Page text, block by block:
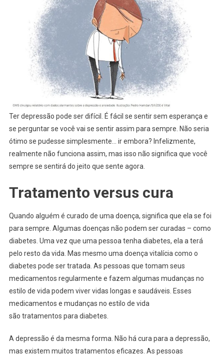
Ter depressão pode ser difícil. É fácil se sentir sem esperança e
se perguntar se você vai se sentir assim para sempre. Não seria
ótimo se pudesse simplesmente… ir embora? Infelizmente,
realmente não funciona assim, mas isso não significa que você
sempre se sentirá do jeito que sente agora.
Tratamento versus cura
Quando alguém é curado de uma doença, significa que ela se foi
para sempre. Algumas doenças não podem ser curadas – como
diabetes. Uma vez que uma pessoa tenha diabetes, ela a terá
pelo resto da vida. Mas mesmo uma doença vitalícia como o
diabetes pode ser tratada. As pessoas que tomam seus
medicamentos regularmente e fazem algumas mudanças no
estilo de vida podem viver vidas longas e saudáveis. Esses
medicamentos e mudanças no estilo de vida
são tratamentos para diabetes.
A depressão é da mesma forma. Não há cura para a depressão,
mas existem muitos tratamentos eficazes. As pessoas